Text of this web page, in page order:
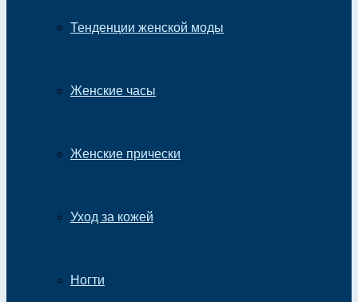
Тенденции женской моды
Женские часы
Женские прически
Уход за кожей
Ногти